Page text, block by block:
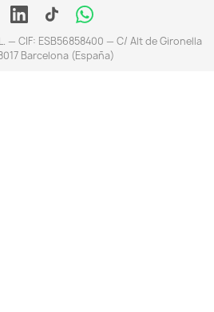
— CIF: ESB56858400 — C/ Alt de Gironella
Barcelona (España)